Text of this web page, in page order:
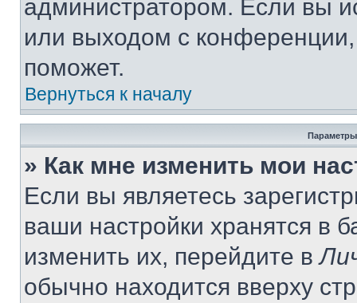
администратором. Если вы
или выходом с
поможет.
Вернуться к началу
Параметры
» Как мне изменить мои
Если вы являетесь
ваши настройки хранятся в
изменить их, перейдите в
обычно находится вверху